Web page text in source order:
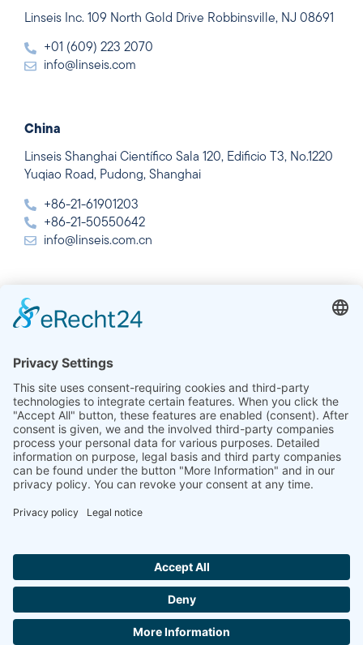
Linseis Inc. 109 North Gold Drive Robbinsville, NJ 08691
+01 (609) 223 2070
info@linseis.com
China
Linseis Shanghai Científico Sala 120, Edificio T3, No.1220
Yuqiao Road, Pudong, Shanghai
+86-21-61901203
+86-21-50550642
info@linseis.com.cn
India
Linseis Thermal Analysis India Pvt. Ltd. Parcela 65, 2ª
Delhi
+91-11-42883851
sales@linseis.in
EMPRESAIMPRENTA
PROTECCIÓN
DE DATOS
CON
NOSOTROS
Hallo ich bin LINAI! Wie kann ich dir